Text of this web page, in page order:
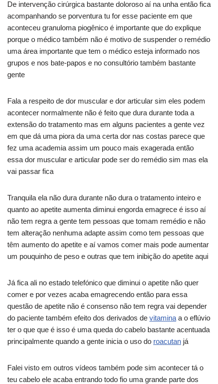
De intervenção cirúrgica bastante doloroso aí na unha então fica
acompanhando se porventura tu for esse paciente em que
aconteceu granuloma piogênico é importante que do explique
porque o médico também não é motivo de suspender o remédio
uma área importante que tem o médico esteja informado nos
grupos e nos bate-papos e no consultório também bastante
gente
Fala a respeito de dor muscular e dor articular sim eles podem
acontecer normalmente não é feito que dura durante toda a
extensão do tratamento mas em alguns pacientes a gente vez
em que dá uma piora da uma certa dor nas costas parece que
fez uma academia assim um pouco mais exagerada então
essa dor muscular e articular pode ser do remédio sim mas ela
vai passar fica
Tranquila ela não dura durante não dura o tratamento inteiro e
quanto ao apetite aumenta diminui engorda emagrece é isso aí
não tem regra a gente tem pessoas que tomam remédio e não
tem alteração nenhuma adapte assim como tem pessoas que
têm aumento do apetite e aí vamos comer mais pode aumentar
um pouquinho de peso e outras que tem inibição do apetite aqui
Já fica ali no estado telefónico que diminui o apetite não quer
comer e por vezes acaba emagrecendo então para essa
questão de apetite não é consenso não tem regra vai depender
do paciente também efeito dos derivados de vitamina a o eflúvio
ter o que que é isso é uma queda do cabelo bastante acentuada
principalmente quando a gente inicia o uso do roacutan já
Falei visto em outros vídeos também pode sim acontecer tá o
teu cabelo ele acaba entrando todo fio uma grande parte dos